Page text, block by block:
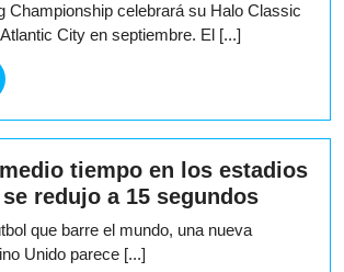
Championship celebrará su Halo Classic
City en septiembre. El [...]
tiempo en los estadios
redujo a 15 segundos
que barre el mundo, una nueva
Unido parece [...]